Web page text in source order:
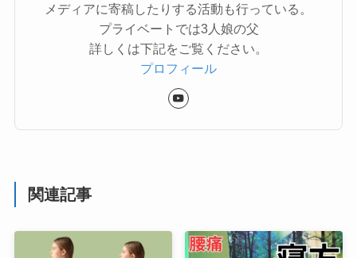
メディアに寄稿したりする活動も行っている。
プライベートでは3人娘の父
詳しくは下記をご覧ください。
プロフィール
関連記事